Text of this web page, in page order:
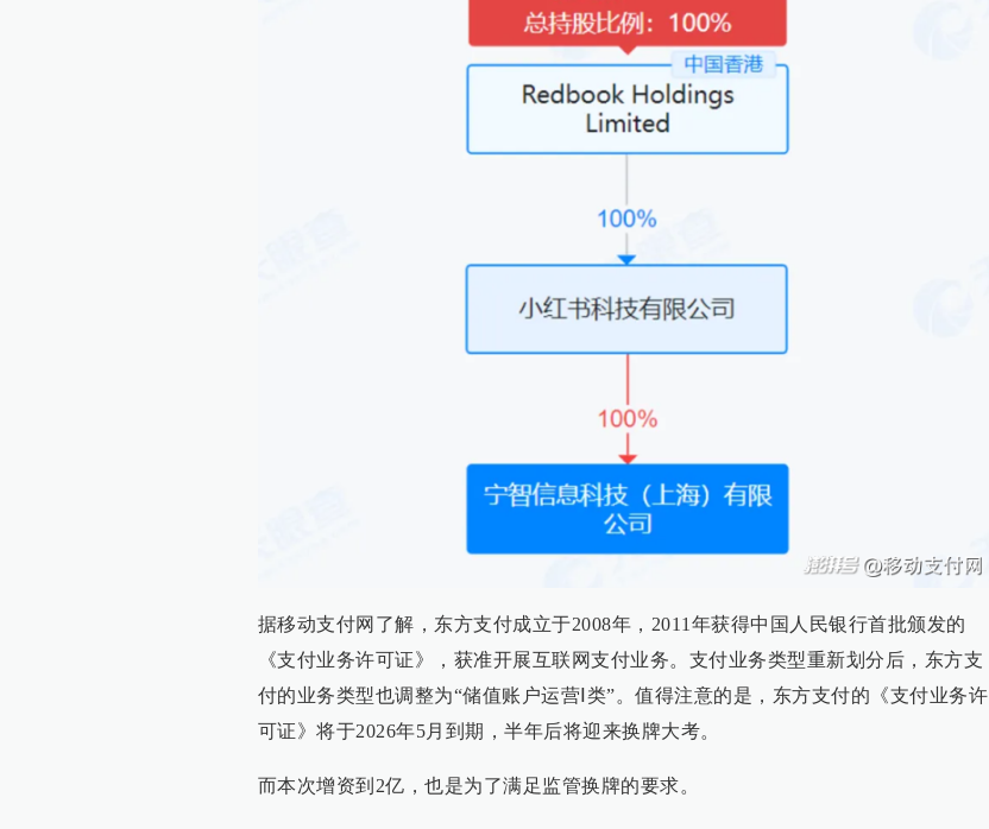
据移动支付网了解，东方支付成立于2008年，2011年获得中国人民银行首批颁发的
《支付业务许可证》，获准开展互联网支付业务。支付业务类型重新划分后，东方支
付的业务类型也调整为“储值账户运营Ⅰ类”。值得注意的是，东方支付的《支付业务许
可证》将于2026年5月到期，半年后将迎来换牌大考。
而本次增资到2亿，也是为了满足监管换牌的要求。